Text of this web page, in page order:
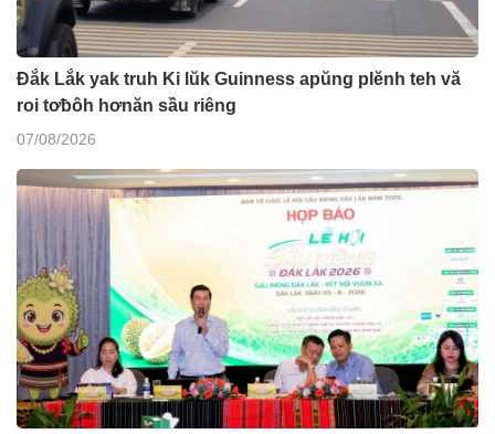
Đắk Lắk yak truh Ki lŭk Guinness apŭng plĕnh teh vă
roi tơƀôh hơnăn sầu riêng
07/08/2026